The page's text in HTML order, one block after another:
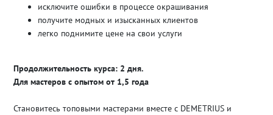
исключите ошибки в процессе окрашивания
получите модных и изысканных клиентов
легко поднимите цене на свои услуги
Продолжительность курса: 2 дня.
Для мастеров с опытом от 1,5 года
Становитесь топовыми мастерами вместе с DEMETRIUS и